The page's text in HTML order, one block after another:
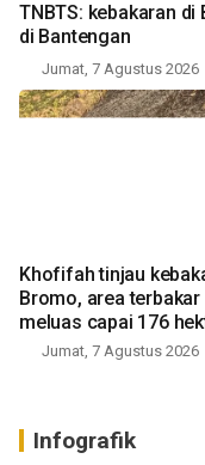
TNBTS: kebakaran
di Bantengan
Jumat, 7 Agustus 2026
Khofifah tinjau
Bromo, area terbakar
meluas capai 176
Jumat, 7 Agustus 2026
Infografik